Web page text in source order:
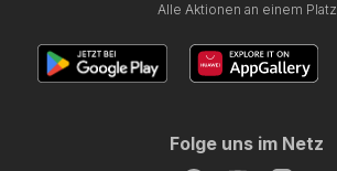
Alle Aktionen an einem Platz
Folge uns im Netz